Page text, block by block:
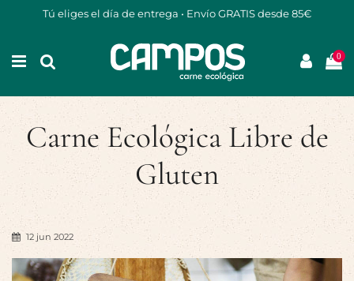
Tú eliges el día de entrega • Envío GRATIS desde 85€
0
Carne Ecológica Libre de
Gluten
12 jun 2022